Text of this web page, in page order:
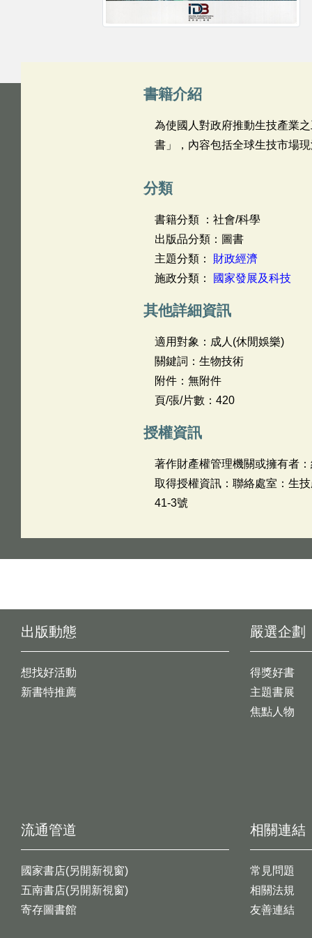
書籍介紹
為使國人對政府推動生技產業
書」，內容包括全球生技市場
分類
書籍分類 ：社會/科學
出版品分類：圖書
主題分類： 財政經濟
施政分類：
國家發展及科技
其他詳細資訊
適用對象：成人(休閒娛樂)
關鍵詞：生物技術
附件：無附件
頁/張/片數：420
授權資訊
著作財產權管理機關或擁有者
取得授權資訊：聯絡處室：生
41-3號
出版動態
想找好活動
新書特推薦
嚴選企劃
得獎好書
主題書展
焦點人物
流通管道
國家書店(另開新視窗)
五南書店(另開新視窗)
寄存圖書館
相關連結
常見問題
相關法規
友善連結